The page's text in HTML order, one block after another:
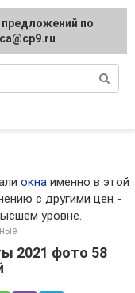
окна именно в этой
с другими цен -
уровне.
2021 фото 58
по